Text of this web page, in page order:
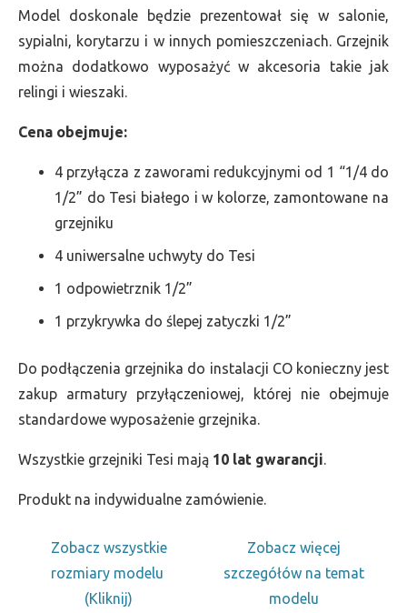
Model doskonale będzie prezentował się w salonie,
sypialni, korytarzu i w innych pomieszczeniach. Grzejnik
można dodatkowo wyposażyć w akcesoria takie jak
relingi i wieszaki.
Cena obejmuje:
4 przyłącza z zaworami redukcyjnymi od 1 “1/4 do
1/2” do Tesi białego i w kolorze, zamontowane na
grzejniku
4 uniwersalne uchwyty do Tesi
1 odpowietrznik 1/2”
1 przykrywka do ślepej zatyczki 1/2”
Do podłączenia grzejnika do instalacji CO konieczny jest
zakup armatury przyłączeniowej, której nie obejmuje
standardowe wyposażenie grzejnika.
Wszystkie grzejniki Tesi mają 10 lat gwarancji.
Produkt na indywidualne zamówienie.
Zobacz wszystkie
rozmiary modelu
(Kliknij)
Zobacz więcej
szczegółów na temat
modelu